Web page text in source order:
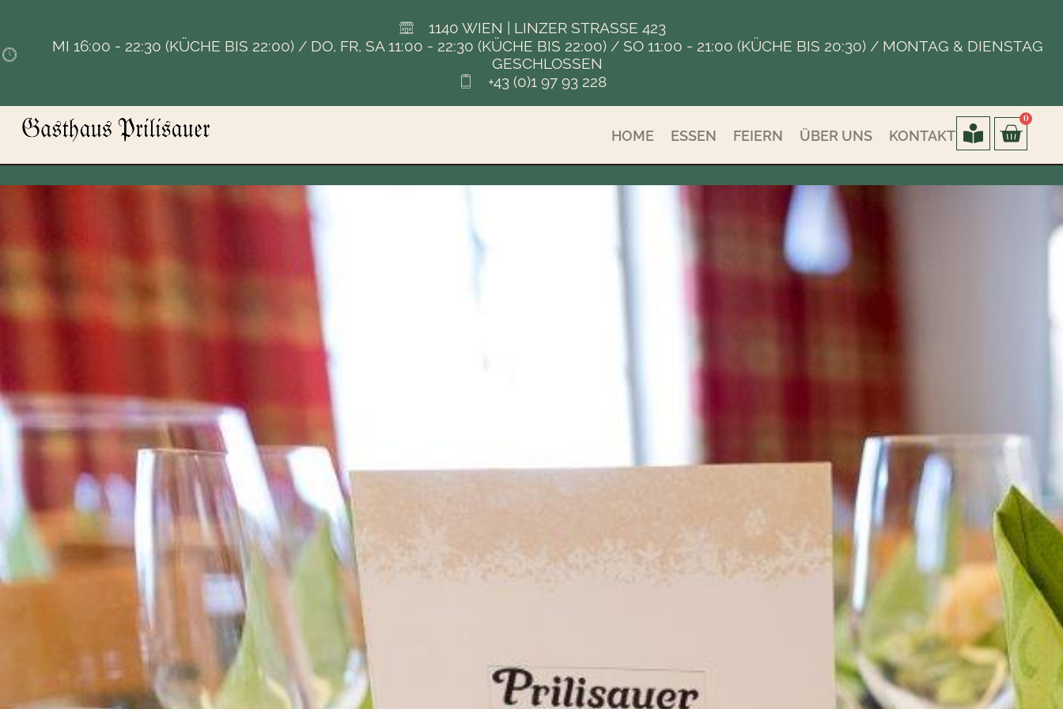
1140 WIEN | LINZER STRASSE 423
MI 16:00 - 22:30 (KÜCHE BIS 22:00) / DO, FR, SA 11:00 - 22:30 (KÜCHE BIS 22:00) / SO 11:00 - 21:00 (KÜCHE BIS 20:30) / MONTAG & DIENSTAG
GESCHLOSSEN
+43 (0)1 97 93 228
HOME ESSEN FEIERN ÜBER UNS KONTAKT
0